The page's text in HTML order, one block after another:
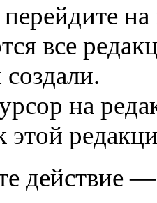
все
на
этой
действие